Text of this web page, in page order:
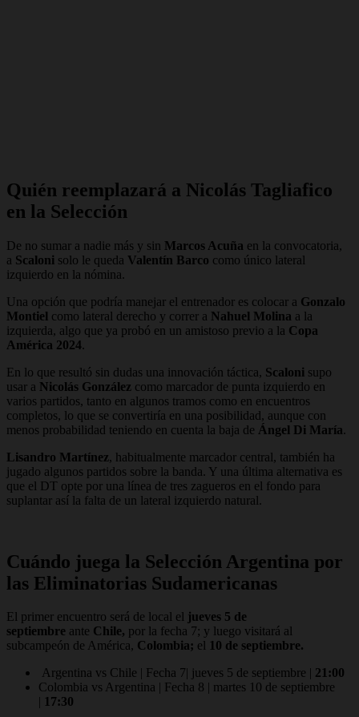
Quién reemplazará a Nicolás Tagliafico
en la Selección
De no sumar a nadie más y sin Marcos Acuña en la convocatoria,
a Scaloni solo le queda Valentín Barco como único lateral
izquierdo en la nómina.
Una opción que podría manejar el entrenador es colocar a Gonzalo
Montiel como lateral derecho y correr a Nahuel Molina a la
izquierda, algo que ya probó en un amistoso previo a la Copa
América 2024.
En lo que resultó sin dudas una innovación táctica, Scaloni supo
usar a Nicolás González como marcador de punta izquierdo en
varios partidos, tanto en algunos tramos como en encuentros
completos, lo que se convertiría en una posibilidad, aunque con
menos probabilidad teniendo en cuenta la baja de Ángel Di María.
Lisandro Martínez, habitualmente marcador central, también ha
jugado algunos partidos sobre la banda. Y una última alternativa es
que el DT opte por una línea de tres zagueros en el fondo para
suplantar así la falta de un lateral izquierdo natural.
Cuándo juega la Selección Argentina por
las Eliminatorias Sudamericanas
El primer encuentro será de local el jueves 5 de
septiembre ante Chile, por la fecha 7; y luego visitará al
subcampeón de América, Colombia; el 10 de septiembre.
Argentina vs Chile | Fecha 7| jueves 5 de septiembre | 21:00
Colombia vs Argentina | Fecha 8 | martes 10 de septiembre
| 17:30